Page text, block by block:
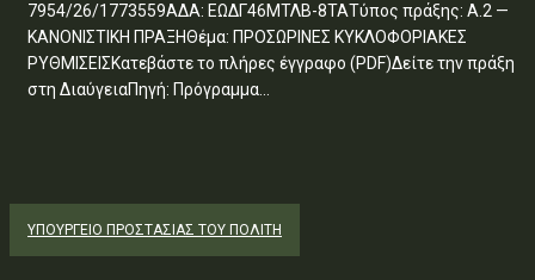
7954/26/1773559ΑΔΑ: ΕΩΔΓ46ΜΤΛΒ-8ΤΑΤύπος πράξης: Α.2 —
ΚΑΝΟΝΙΣΤΙΚΗ ΠΡΑΞΗΘέμα: ΠΡΟΣΩΡΙΝΕΣ ΚΥΚΛΟΦΟΡΙΑΚΕΣ
ΡΥΘΜΙΣΕΙΣΚατεβάστε το πλήρες έγγραφο (PDF)Δείτε την πράξη
στη ΔιαύγειαΠηγή: Πρόγραμμα...
ΥΠΟΥΡΓΕΊΟ ΠΡΟΣΤΑΣΊΑΣ ΤΟΥ ΠΟΛΊΤΗ